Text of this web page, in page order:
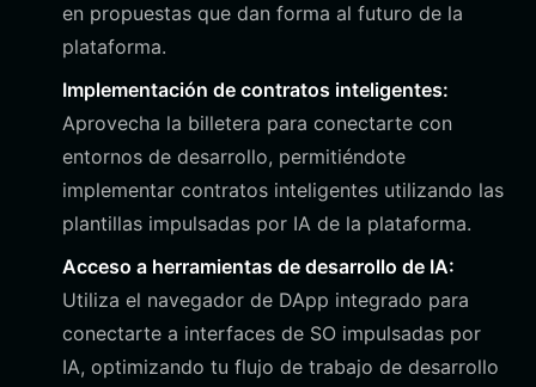
en propuestas que dan forma al futuro de la
plataforma.
Implementación de contratos inteligentes:
Aprovecha la billetera para conectarte con
entornos de desarrollo, permitiéndote
implementar contratos inteligentes utilizando las
plantillas impulsadas por IA de la plataforma.
Acceso a herramientas de desarrollo de IA:
Utiliza el navegador de DApp integrado para
conectarte a interfaces de SO impulsadas por
IA, optimizando tu flujo de trabajo de desarrollo